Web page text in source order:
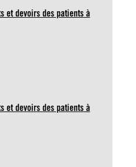
et devoirs des patients à
et devoirs des patients à